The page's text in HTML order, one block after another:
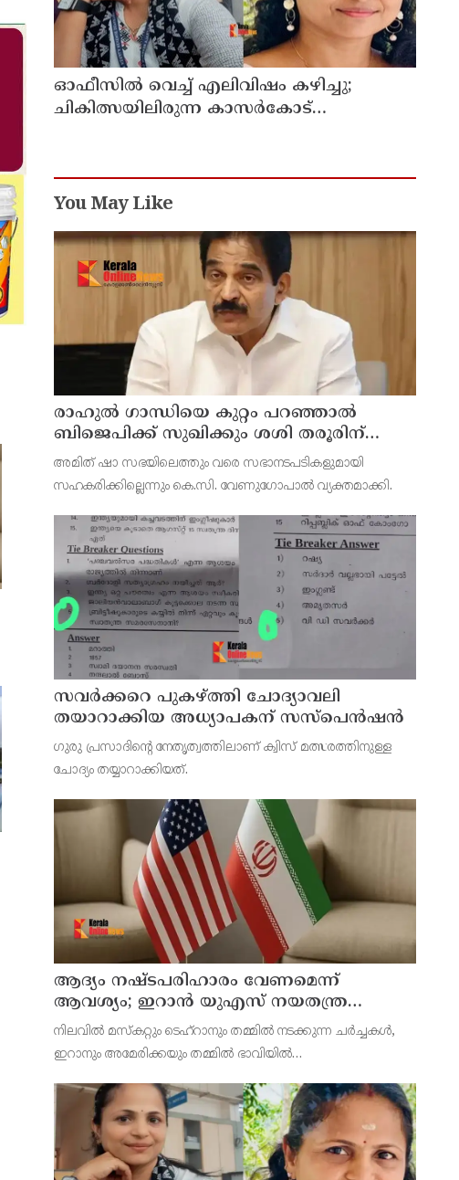
ഓഫീസില്‍ വെച്ച് എലിവിഷം കഴിച്ചു;
ചികിത്സയിലിരുന്ന കാസര്‍കോട്
You May Like
രാഹുല്‍ ഗാന്ധിയെ കുറ്റം പറഞ്ഞാല്‍
ബിജെപിക്ക് സുഖിക്കും ശശി തരൂരിന്
മറുപടിയുമായി കെ സി വേണുഗോപാല്‍
അമിത് ഷാ സഭയിലെത്തും വരെ സഭാനടപടികളുമായി
സഹകരിക്കില്ലെന്നും കെ.സി. വേണുഗോപാല്‍ വ്യക്തമാക്കി.
സവര്‍ക്കറെ പുകഴ്ത്തി ചോദ്യാവലി
തയാറാക്കിയ അധ്യാപകന് സസ്‌പെന്‍ഷന്‍
ഗുരു പ്രസാദിന്റെ നേതൃത്വത്തിലാണ് ക്വിസ് മത്സരത്തിനുള്ള
ചോദ്യം തയ്യാറാക്കിയത്.
ആദ്യം നഷ്ടപരിഹാരം വേണമെന്ന്
ആവശ്യം; ഇറാന്‍ യുഎസ് നയതന്ത്ര
നീക്കങ്ങളില്‍ അനിശ്ചിതത്വം
നിലവില്‍ മസ്‌കറ്റും ടെഹ്റാനും തമ്മില്‍ നടക്കുന്ന ചര്‍ച്ചകള്‍,
ഇറാനും അമേരിക്കയും തമ്മില്‍ ഭാവിയില്‍
ഘട്ടമായാണ് നിരീക്ഷകര്‍ കാണുന്നത്.